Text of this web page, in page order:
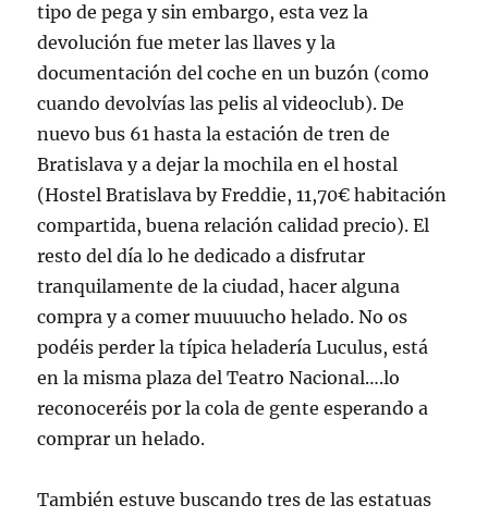
tipo de pega y sin embargo, esta vez la
devolución fue meter las llaves y la
documentación del coche en un buzón (como
cuando devolvías las pelis al videoclub). De
nuevo bus 61 hasta la estación de tren de
Bratislava y a dejar la mochila en el hostal
(Hostel Bratislava by Freddie, 11,70€ habitación
compartida, buena relación calidad precio). El
resto del día lo he dedicado a disfrutar
tranquilamente de la ciudad, hacer alguna
compra y a comer muuuucho helado. No os
podéis perder la típica heladería Luculus, está
en la misma plaza del Teatro Nacional….lo
reconoceréis por la cola de gente esperando a
comprar un helado.
También estuve buscando tres de las estatuas